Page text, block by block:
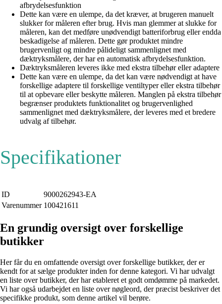
afbrydelsesfunktion
Dette kan være en ulempe, da det kræver, at brugeren manuelt
slukker for måleren efter brug. Hvis man glemmer at slukke for
måleren, kan det medføre unødvendigt batteriforbrug eller endda
beskadigelse af måleren. Dette gør produktet mindre
brugervenligt og mindre pålideligt sammenlignet med
dæktryksmålere, der har en automatisk afbrydelsesfunktion.
Dæktryksmåleren leveres ikke med ekstra tilbehør eller adaptere
Dette kan være en ulempe, da det kan være nødvendigt at have
forskellige adaptere til forskellige ventiltyper eller ekstra tilbehør
til at opbevare eller beskytte måleren. Manglen på ekstra tilbehør
begrænser produktets funktionalitet og brugervenlighed
sammenlignet med dæktryksmålere, der leveres med et bredere
udvalg af tilbehør.
Specifikationer
ID
9000262943-EA
Varenummer 100421611
En grundig oversigt over forskellige
butikker
Her får du en omfattende oversigt over forskellige butikker, der er
kendt for at sælge produkter inden for denne kategori. Vi har udvalgt
en liste over butikker, der har etableret et godt omdømme på markedet.
Vi har også udarbejdet en liste over nøgleord, der præcist beskriver det
specifikke produkt, som denne artikel vil berøre.